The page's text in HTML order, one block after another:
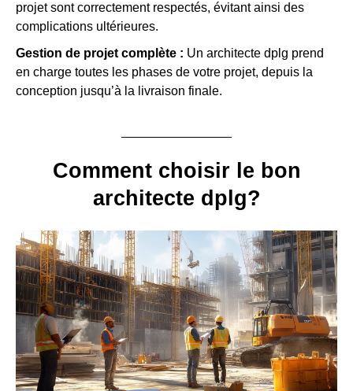
projet sont correctement respectés, évitant ainsi des
complications ultérieures.
Gestion de projet complète : Un architecte dplg prend
en charge toutes les phases de votre projet, depuis la
conception jusqu’à la livraison finale.
Comment choisir le bon
architecte dplg?